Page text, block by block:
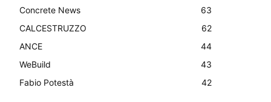
Concrete News
63
CALCESTRUZZO
62
ANCE
44
WeBuild
43
Fabio Potestà
42